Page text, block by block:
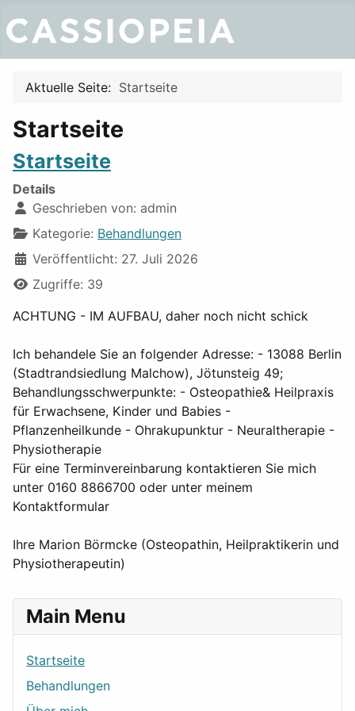
Aktuelle Seite: Startseite
Startseite
Startseite
Details
Geschrieben von: admin
Kategorie: Behandlungen
Veröffentlicht: 27. Juli 2026
Zugriffe: 39
ACHTUNG - IM AUFBAU, daher noch nicht schick
Ich behandele Sie an folgender Adresse: - 13088 Berlin
(Stadtrandsiedlung Malchow), Jötunsteig 49;
Behandlungsschwerpunkte: - Osteopathie& Heilpraxis
für Erwachsene, Kinder und Babies -
Pflanzenheilkunde - Ohrakupunktur - Neuraltherapie -
Physiotherapie
Für eine Terminvereinbarung kontaktieren Sie mich
unter 0160 8866700 oder unter meinem
Kontaktformular
Ihre Marion Börmcke (Osteopathin, Heilpraktikerin und
Physiotherapeutin)
Main Menu
Startseite
Behandlungen